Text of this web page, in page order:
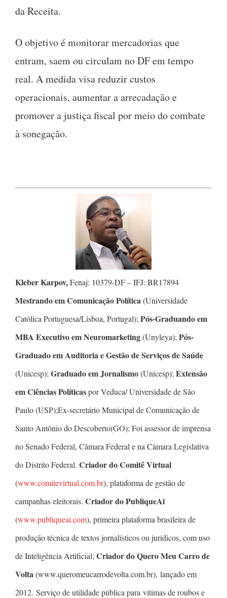
da Receita.
O objetivo é monitorar mercadorias que
entram, saem ou circulam no DF em tempo
real. A medida visa reduzir custos
operacionais, aumentar a arrecadação e
promover a justiça fiscal por meio do combate
à sonegação.
Kleber Karpov,Fenaj: 10379-DF – IFJ: BR17894
Mestrando em Comunicação Política(Universidade
Católica Portuguesa/Lisboa, Portugal); Pós-Graduando em
MBA Executivo em Neuromarketing(Unyleya); Pós-
Graduado em Auditoria e Gestão de Serviços de Saúde
(Unicesp); Graduado em Jornalismo(Unicesp); Extensão
em Ciências Políticaspor Veduca/ Universidade de São
Paulo (USP);Ex-secretário Municipal de Comunicação de
Santo Antônio do Descoberto(GO); Foi assessor de imprensa
no Senado Federal, Câmara Federal e na Câmara Legislativa
do Distrito Federal. Criador do Comitê Virtual
(www.comitevirtual.com.br), plataforma de gestão de
campanhas eleitorais. Criador do PubliqueAi
(www.publiqueai.com), primeira plataforma brasileira de
produção técnica de textos jornalísticos ou jurídicos, com uso
de Inteligência Artificial; Criador do Quero Meu Carro de
Volta(www.queromeucarrodevolta.com.br), lançado em
2012. Serviço de utilidade pública para vítimas de roubos e